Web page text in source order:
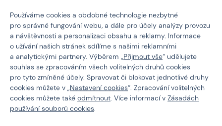
pro Pistole Clawgear
Vlastnosti
Kód produktu M-103055
Používáme cookies a obdobné technologie nezbytné
pro správné fungování webu, a dále pro účely analýzy provozu
a návštěvnosti a personalizaci obsahu a reklamy. Informace
o užívání našich stránek sdílíme s našimi reklamními
a analytickými partnery. Výběrem „Přijmout vše“ udělujete
souhlas se zpracováním všech volitelných druhů cookies
pro tyto zmíněné účely. Spravovat či blokovat jednotlivé druhy
cookies můžete v „Nastavení cookies“. Zpracování volitelných
cookies můžete také odmítnout. Více informací v Zásadách
používání souborů cookies.